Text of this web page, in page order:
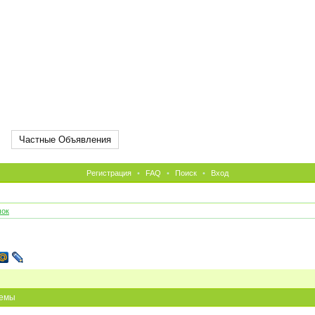
Частные Объявления
Регистрация • FAQ • Поиск • Вход